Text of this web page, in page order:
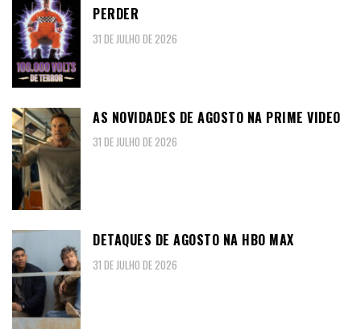
PERDER
31 DE JULHO DE 2026
AS NOVIDADES DE AGOSTO NA PRIME VIDEO
31 DE JULHO DE 2026
DETAQUES DE AGOSTO NA HBO MAX
31 DE JULHO DE 2026